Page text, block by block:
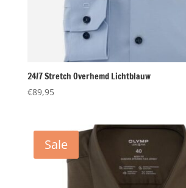
24/7 Stretch Overhemd Lichtblauw
€89,95
Sale